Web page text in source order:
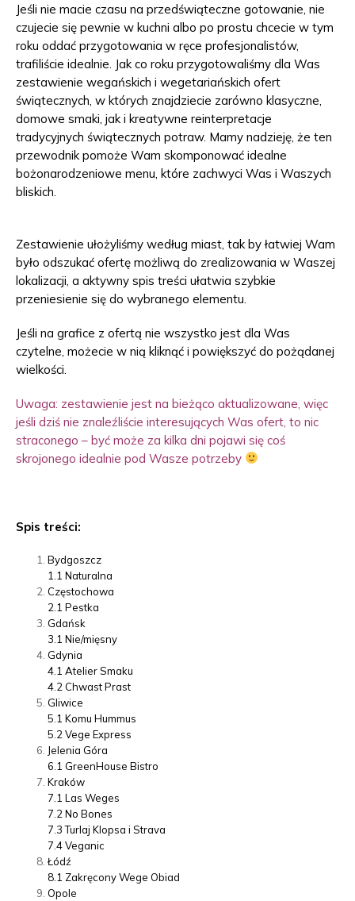
Jeśli nie macie czasu na przedświąteczne gotowanie, nie
czujecie się pewnie w kuchni albo po prostu chcecie w tym
roku oddać przygotowania w ręce profesjonalistów,
trafiliście idealnie. Jak co roku przygotowaliśmy dla Was
zestawienie wegańskich i wegetariańskich ofert
świątecznych, w których znajdziecie zarówno klasyczne,
domowe smaki, jak i kreatywne reinterpretacje
tradycyjnych świątecznych potraw. Mamy nadzieję, że ten
przewodnik pomoże Wam skomponować idealne
bożonarodzeniowe menu, które zachwyci Was i Waszych
bliskich.
Zestawienie ułożyliśmy według miast, tak by łatwiej Wam
było odszukać ofertę możliwą do zrealizowania w Waszej
lokalizacji, a aktywny spis treści ułatwia szybkie
przeniesienie się do wybranego elementu.
Jeśli na grafice z ofertą nie wszystko jest dla Was
czytelne, możecie w nią kliknąć i powiększyć do pożądanej
wielkości.
Uwaga: zestawienie jest na bieżąco aktualizowane, więc
jeśli dziś nie znaleźliście interesujących Was ofert, to nic
straconego – być może za kilka dni pojawi się coś
skrojonego idealnie pod Wasze potrzeby
Spis treści:
Bydgoszcz
1.1 Naturalna
Częstochowa
2.1 Pestka
Gdańsk
3.1 Nie/mięsny
Gdynia
4.1 Atelier Smaku
4.2 Chwast Prast
Gliwice
5.1 Komu Hummus
5.2 Vege Express
Jelenia Góra
6.1 GreenHouse Bistro
Kraków
7.1 Las Weges
7.2 No Bones
7.3Turlaj Klopsa i Strava
7.4Veganic
Łódź
8.1 Zakręcony Wege Obiad
Opole